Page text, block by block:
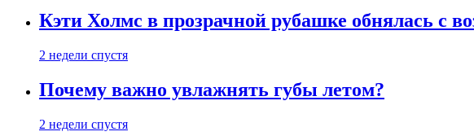
Кэти Холмс в прозрачной рубашке обнялась с
2 недели спустя
Почему важно увлажнять губы летом?
2 недели спустя